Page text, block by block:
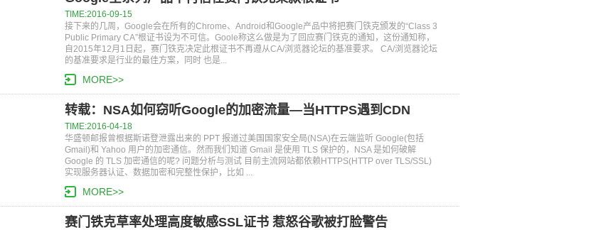
TIME:2016-09-15
接下来的几周，Google会在所有的Chrome、Android和Google产品中将把赛门铁克颁发的“Class 3
Public Primary CA”根证书设为不可信。Goole称这么做是为了回应赛门铁克的通知，这份通知称，
自2015年12月1日起，赛门铁克决定此根证书不再遵从CA/浏览器论坛的基准要求。 CA/浏览器论坛
的基准要求是行业的最佳方案，同时 也是...
MORE>>
转载：NSA如何窃听Google的加密流量—当HTTPS遇到CDN
TIME:2016-04-18
华盛顿邮报曾根据斯诺登泄露出来的 PPT 报道过美国国家安全局(NSA)在云端监听 Google(包括
Gmail)和 Yahoo 用户的加密通信。然而我们知道 Gmail 是使用 TLS 保护的，NSA 是如何破解
Google 的 TLS 加密通信的呢? 问题分析与测试 目前主流网站都依赖HTTPS(HTTP over TLS/SSL)
实现服务器认证、数据加密和完整性保护，比如 ...
MORE>>
赛门铁克草率处理高度敏感SSL证书 惹怒谷歌被打脸警告